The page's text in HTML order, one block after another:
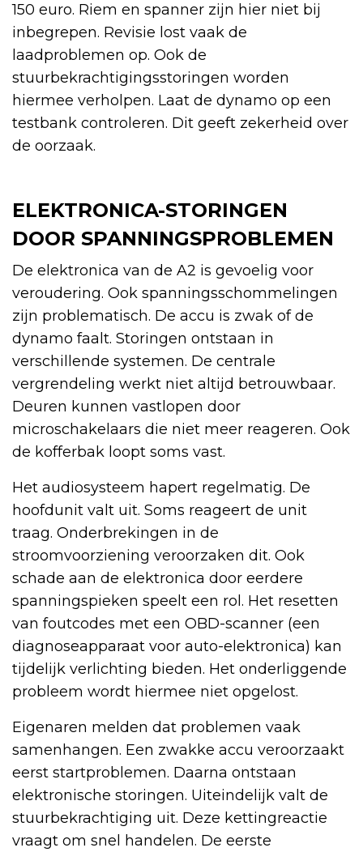
150 euro. Riem en spanner zijn hier niet bij
inbegrepen. Revisie lost vaak de
laadproblemen op. Ook de
stuurbekrachtigingsstoringen worden
hiermee verholpen. Laat de dynamo op een
testbank controleren. Dit geeft zekerheid over
de oorzaak.
ELEKTRONICA-STORINGEN
DOOR SPANNINGSPROBLEMEN
De elektronica van de A2 is gevoelig voor
veroudering. Ook spanningsschommelingen
zijn problematisch. De accu is zwak of de
dynamo faalt. Storingen ontstaan in
verschillende systemen. De centrale
vergrendeling werkt niet altijd betrouwbaar.
Deuren kunnen vastlopen door
microschakelaars die niet meer reageren. Ook
de kofferbak loopt soms vast.
Het audiosysteem hapert regelmatig. De
hoofdunit valt uit. Soms reageert de unit
traag. Onderbrekingen in de
stroomvoorziening veroorzaken dit. Ook
schade aan de elektronica door eerdere
spanningspieken speelt een rol. Het resetten
van foutcodes met een OBD-scanner (een
diagnoseapparaat voor auto-elektronica) kan
tijdelijk verlichting bieden. Het onderliggende
probleem wordt hiermee niet opgelost.
Eigenaren melden dat problemen vaak
samenhangen. Een zwakke accu veroorzaakt
eerst startproblemen. Daarna ontstaan
elektronische storingen. Uiteindelijk valt de
stuurbekrachtiging uit. Deze kettingreactie
vraagt om snel handelen. De eerste